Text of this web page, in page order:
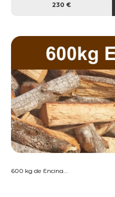
230 €
600 kg de Encina...